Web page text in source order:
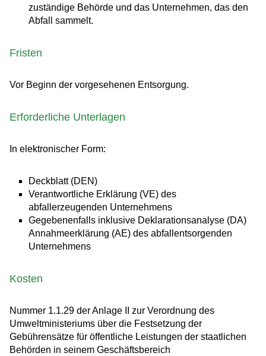
zuständige Behörde und das Unternehmen, das den
Abfall sammelt.
Fristen
Vor Beginn der vorgesehenen Entsorgung.
Erforderliche Unterlagen
In elektronischer Form:
Deckblatt (DEN)
Verantwortliche Erklärung (VE) des
abfallerzeugenden Unternehmens
Gegebenenfalls inklusive Deklarationsanalyse (DA)
Annahmeerklärung (AE) des abfallentsorgenden
Unternehmens
Kosten
Nummer 1.1.29 der Anlage II zur Verordnung des
Umweltministeriums über die Festsetzung der
Gebührensätze für öffentliche Leistungen der staatlichen
Behörden in seinem Geschäftsbereich